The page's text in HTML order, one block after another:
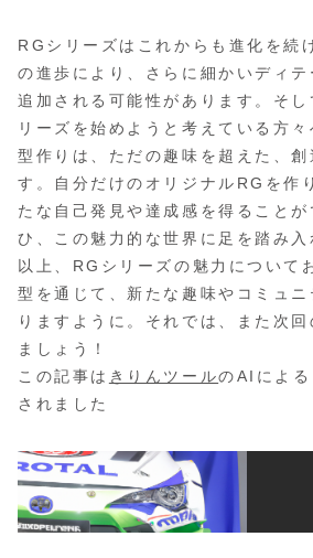
RGシリーズはこれからも進化を続
の進歩により、さらに細かいディ
追加される可能性があります。そ
リーズを始めようと考えている方
型作りは、ただの趣味を超えた、
す。自分だけのオリジナルRGを作
たな自己発見や達成感を得ること
ひ、この魅力的な世界に足を踏み入
以上、RGシリーズの魅力について
型を通じて、新たな趣味やコミュ
りますように。それでは、また次
ましょう！
この記事は きりんツールのAIによ
されました